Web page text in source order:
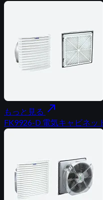
もっと見る north_east
FK9926-D 電気キャビネッ